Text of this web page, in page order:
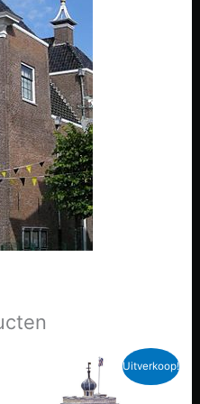
Uitverkoop!